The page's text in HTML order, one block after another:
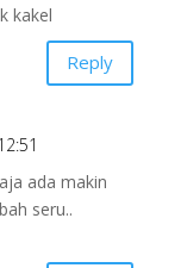
kakel
Reply
ada makin
seru..